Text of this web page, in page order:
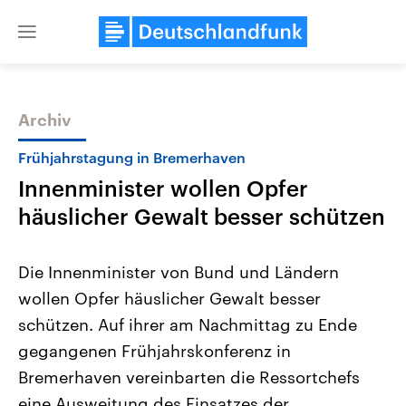
Close
Themen
Landtagswahl Sachsen-Anhalt
2026
Alle Informationen
Sachsen-Anhalt wählt am 6.
September 2026 einen neuen
Landtag. Seit 2021 wird das
Bundesland von einer Koalition aus
USA
Aktuelle Beiträge,
Hintergründe
Wirtschaftlich und
gehören die Vereinigten
den mächtigsten Ländern
mit großem Einfluss auf
Archiv
Frühjahrstagung in Bremerhaven
Innenminister wollen Opfer
häuslicher Gewalt besser schützen
Die Innenminister von Bund und Ländern
wollen Opfer häuslicher Gewalt besser
schützen. Auf ihrer am Nachmittag zu Ende
gegangenen Frühjahrskonferenz in
Bremerhaven vereinbarten die Ressortchefs